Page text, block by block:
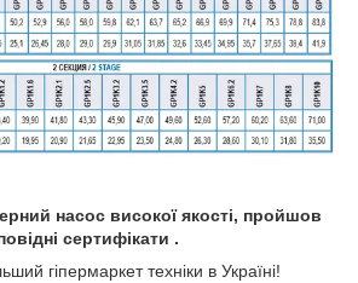
насос високої якості, пройшов
сертифікати .
гіпермаркет техніки в Україні!